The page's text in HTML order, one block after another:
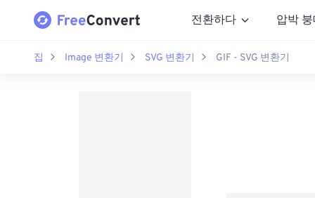
전환하다 압박
집 Image 변환기 SVG 변환기 GIF - SVG 변환기